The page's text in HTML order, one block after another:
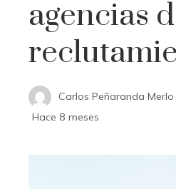
agencias
Carlos Peñaranda
Hace 8 meses